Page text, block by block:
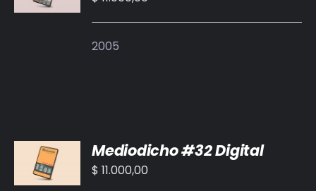
/
2005
AL
CARRITO
/
Mediodicho #32 Digital
$ 11.000,00